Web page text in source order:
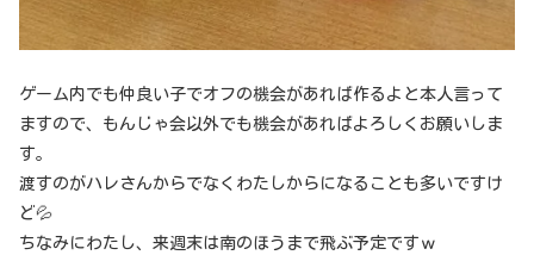
ゲーム内でも仲良い子でオフの機会があれば作るよと本人言って
ますので、もんじゃ会以外でも機会があればよろしくお願いしま
す。
渡すのがハレさんからでなくわたしからになることも多いですけ
ど💦
ちなみにわたし、来週末は南のほうまで飛ぶ予定ですｗ